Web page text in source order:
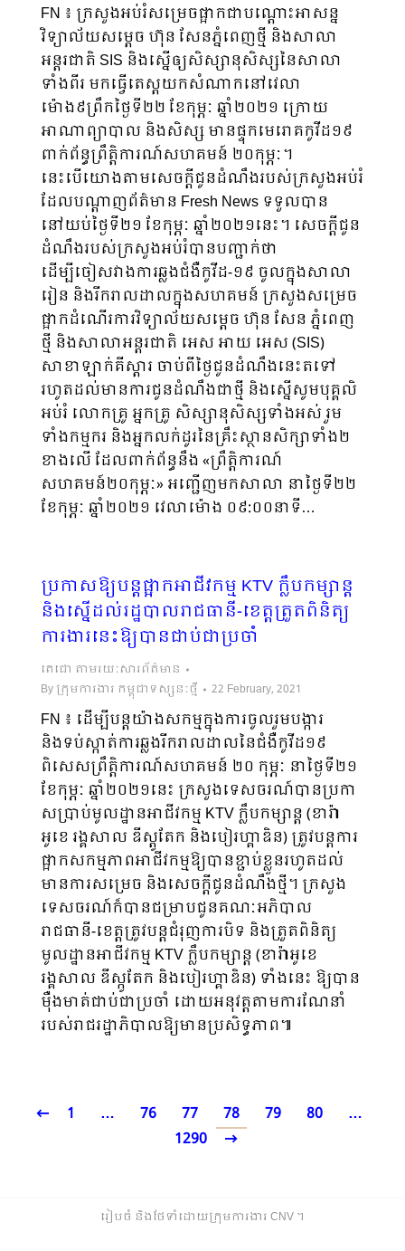
FN ៖ ក្រសួងអប់រំសម្រេចផ្អាកជាបណ្តោះអាសន្ន
វិទ្យាល័យសម្តេច ហ៊ុន សែនភ្នំពេញថ្មី និងសាលា
អន្តរជាតិ SIS និងស្នើឲ្យសិស្សានុសិស្សនៃសាលា
ទាំងពីរ មកធ្វើតេស្តយកសំណាកនៅវេលា
ម៉ោង៩ព្រឹកថ្ងៃទី២២ ខែកុម្ភៈ ឆ្នាំ២០២១ ក្រោយ
អាណាព្យាបាល និងសិស្ស មានផ្ទុកមេរោគកូវីដ១៩
ពាក់ព័ន្ធព្រឹត្តិការណ៍សហគមន៍ ២០កុម្ភៈ។
នេះបើយោងតាមសេចក្តីជូនដំណឹងរបស់ក្រសួងអប់រំ
ដែលបណ្តាញព័ត៌មាន Fresh News ទទួលបាន
នៅយប់ថ្ងៃទី២១ ខែកុម្ភៈ ឆ្នាំ២០២១នេះ។ សេចក្តីជូន
ដំណឹងរបស់ក្រសួងអប់រំបានបញ្ជាក់ថា
ដើម្បីចៀសវាងការឆ្លងជំងឺកូវីដ-១៩ ចូលក្នុងសាលា
រៀន និងរីករាលដាលក្នុងសហគមន៍ ក្រសួងសម្រេច
ផ្អាកដំណើរការវិទ្យាល័យសម្ដេច ហ៊ុន សែន ភ្នំពេញ
ថ្មី និងសាលាអន្តរជាតិ អេស អាយ អេស (SIS)
សាខាឡាក់គីស្តារ ចាប់ពីថ្ងៃជូនដំណឹងនេះតទៅ
រហូតដល់មានការជូនដំណឹងជាថ្មី និងស្នើសូមបុគ្គលិ
អប់រំ លោកគ្រូ អ្នកគ្រូ សិស្សានុសិស្សទាំងអស់ រួម
ទាំងកម្មករ និងអ្នកលក់ដូរនៃគ្រឹះស្ថានសិក្សាទាំង២
ខាងលើ ដែលពាក់ព័ន្ធនឹង «ព្រឹត្តិការណ៍
សហគមន៍២០កុម្ភៈ» អញ្ជើញមកសាលា នាថ្ងៃទី២២
ខែកុម្ភៈ ឆ្នាំ២០២១ វេលាម៉ោង ០៩:០០នាទី…
ប្រកាសឱ្យបន្តផ្អាកអាជីវកម្ម KTV ក្លឹបកម្សាន្ត
និងស្នើដល់រដ្ឋបាលរាជធានី-ខេត្តត្រួតពិនិត្យ
ការងារនេះឱ្យបានជាប់ជាប្រចាំ
តេជោ តាមរយៈសារព័ត៌មាន
By ក្រុមការងារ កម្ពុជាទស្សនៈថ្មី 22 February, 2021
FN ៖ ដើម្បីបន្តយ៉ាងសកម្មក្នុងការចូលរួមបង្ការ
និងទប់ស្កាត់ការឆ្លងរីករាលដាលនៃជំងឺកូវីដ១៩
ពិសេសព្រឹត្តិការណ៍សហគមន៍ ២០ កុម្ភៈ នាថ្ងៃទី២១
ខែកុម្ភៈ ឆ្នាំ២០២១នេះ ក្រសួងទេសចរណ៍បានប្រកា
សប្រាប់មូលដ្ឋានអាជីវកម្ម KTV ក្លឹបកម្សាន្ត (ខារ៉ា
អូខេ រង្គសាល ឌីស្តូតែក និងបៀរហ្គាឌិន) ត្រូវបន្តការ
ផ្អាកសកម្មភាពអាជីវកម្មឱ្យបានខ្ជាប់ខ្លួនរហូតដល់
មានការសម្រេច និងសេចក្ដីជូនដំណឹងថ្មី។ ក្រសួង
ទេសចរណ៍ក៏បានជម្រាបជូនគណៈអភិបាល
រាជធានី-ខេត្តត្រូវបន្តជំរុញការបិទ និងត្រួតពិនិត្យ
មូលដ្ឋានអាជីវកម្ម KTV ក្លឹបកម្សាន្ត (ខារ៉ាអូខេ
រង្គសាល ឌីស្កូតែក និងបៀរហ្គាឌិន) ទាំងនេះ ឱ្យបាន
ម៉ឺងមាត់ជាប់ជាប្រចាំ ដោយអនុវត្តតាមការណែនាំ
របស់រាជរដ្ឋាភិបាលឱ្យមានប្រសិទ្ធភាព៕
1 … 76 77 78 79 80
…
1290
រៀបចំ និងថែទាំដោយក្រុមការងារ CNV ​។